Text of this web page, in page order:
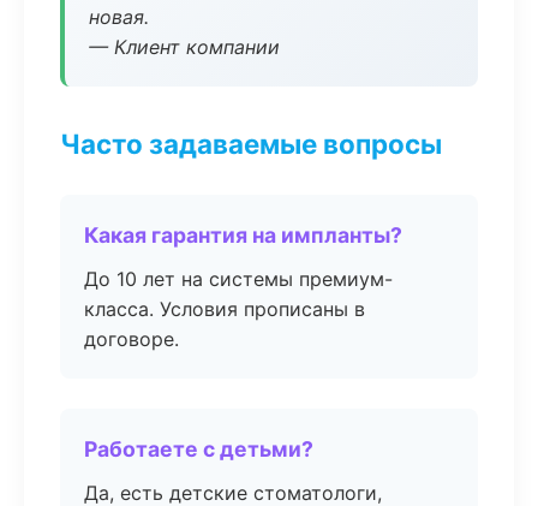
новая.
— Клиент компании
Часто задаваемые вопросы
Какая гарантия на импланты?
До 10 лет на системы премиум-
класса. Условия прописаны в
договоре.
Работаете с детьми?
Да, есть детские стоматологи,